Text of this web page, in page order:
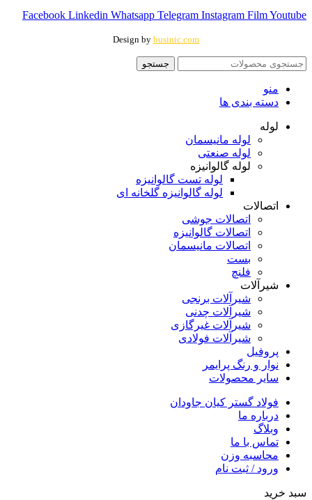
Facebook Linkedin Whatsapp Telegram Instagram FilmYoutube
Design by businic.com
جستجو
منو
دسته بندی ها
لوله
لوله مانیسمان
لوله صنعتی
لوله گالوانیزه
لوله تست گالوانیزه
لوله گالوانیزه گلخانه ای
اتصالات
اتصالات جوشی
اتصالات گالوانیزه
اتصالات مانیسمان
بست
فلنچ
شیرآلات
شیرآلات برنجی
شیرآلات چدنی
شیرآلات غیرگازی
شیرآلات فولادی
پروفیل
نوار و رنگ پرایمر
سایر محصولات
فولاد گستر کیان جاودان
درباره ما
وبلاگ
تماس با ما
محاسبه وزن
ورود / ثبت نام
سبد خرید